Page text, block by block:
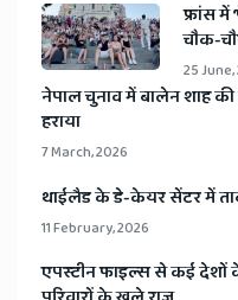
​फ्रांस
चौक-
25
​नेपाल चुनाव में बालेन शाह
हराया
7 March, 2026
​थाईलैड के डे-केयर सेंटर में
11 February, 2026
​एपस्टीन फाइल्स से कई देशों